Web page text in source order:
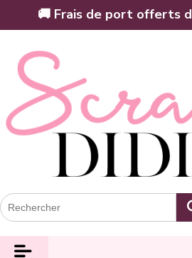
🚚 Frais de port offerts